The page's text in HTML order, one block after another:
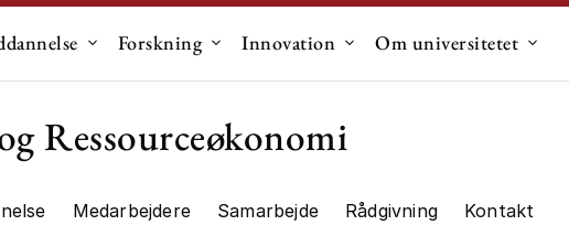
Undermenu til "Uddannelse"
Forskning Undermenu til "Forskning"
Innovation Undermenu til "Innovation"
Om universitetet
Ressourceøkonomi
til "Forskning"
Medarbejdere Samarbejde Rådgivning Kontakt